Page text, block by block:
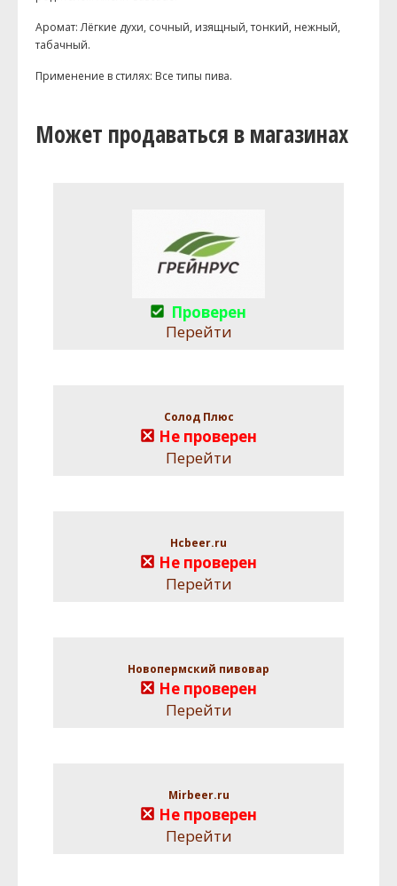
Аромат: Лёгкие духи, сочный, изящный, тонкий, нежный,
табачный.
Применение в стилях: Все типы пива.
Может продаваться в магазинах
Проверен
Перейти
Солод Плюс
Не проверен
Перейти
Hcbeer.ru
Не проверен
Перейти
Новопермский пивовар
Не проверен
Перейти
Mirbeer.ru
Не проверен
Перейти